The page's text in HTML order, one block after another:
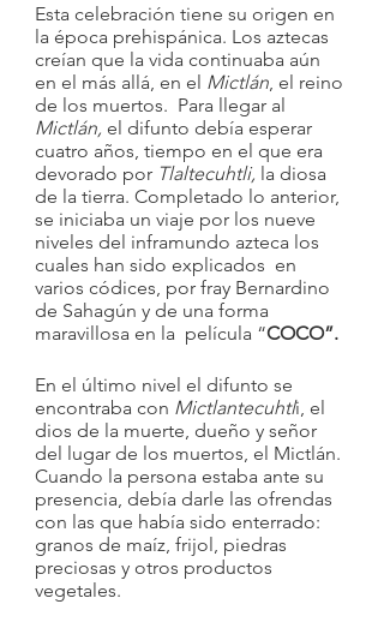
Esta celebración tiene su origen en
la época prehispánica. Los aztecas
creían que la vida continuaba aún
en el más allá, en el Mictlán , el reino
de los muertos.  Para llegar al
Mictlán, el difunto debía esperar
cuatro años, tiempo en el que era
devorado por Tlaltecuhtli, la diosa
de la tierra. Completado lo anterior,
se iniciaba un viaje por los nueve
niveles del inframundo azteca los
cuales han sido explicados  en
varios códices, por fray Bernardino
de Sahagún y de una forma
maravillosa en la  película “COCO”.
En el último nivel el difunto se
encontraba con Mictlantecuhtli, el
dios de la muerte, dueño y señor
del lugar de los muertos, el Mictlán.
Cuando la persona estaba ante su
presencia, debía darle las ofrendas
con las que había sido enterrado:
granos de maíz, frijol, piedras
preciosas y otros productos
vegetales.